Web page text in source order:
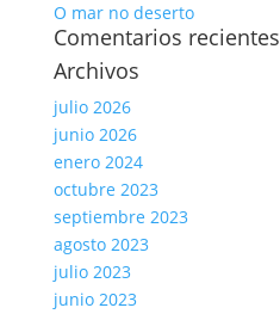
O mar no deserto
Comentarios recientes
Archivos
julio 2026
junio 2026
enero 2024
octubre 2023
septiembre 2023
agosto 2023
julio 2023
junio 2023